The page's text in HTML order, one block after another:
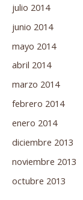
julio 2014
junio 2014
mayo 2014
abril 2014
marzo 2014
febrero 2014
enero 2014
diciembre 2013
noviembre 2013
octubre 2013